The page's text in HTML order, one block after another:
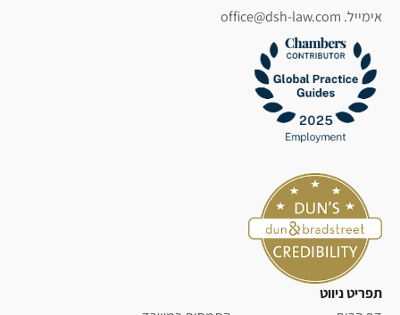
אימייל. office@dsh-law.com
תפריט ניווט